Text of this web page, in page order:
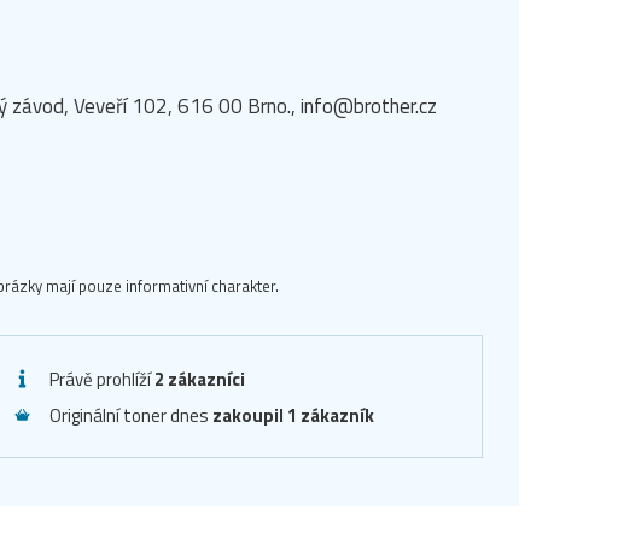
Veveří 102, 616 00 Brno., info@brother.cz
mají pouze informativní charakter.
Právě prohlíží2 zákazníci
Originální toner dnes zakoupil 1 zákazník